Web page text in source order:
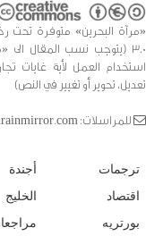
«مرآة البحرين» متوفرة تحت
3.0 (يتوجب نسب المقال الى
استخدام العمل لأية غايات
تعديل، تحوير أو تغيير في النص)
للمراسلات: editor [at] bahrainmirror.com
ترجمات
اقتصاد
بورتريه
أجندة
الخليج